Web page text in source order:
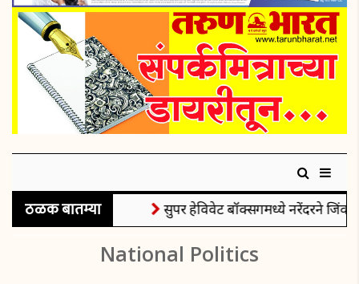
ठळक बातम्या सुपर हेविवेट बॉक्सिंगमध्ये नरेंदरने जिंकले
National Politics